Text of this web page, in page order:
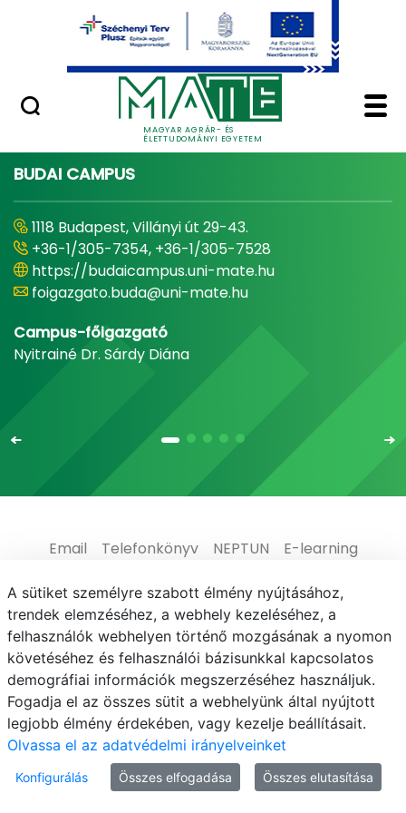
Ugrás a fő tartalomhoz
MAGYAR AGRÁR- ÉS
ÉLETTUDOMÁNYI EGYETEM
Minőségügy
Home - Magyar
BUDAI CAMPUS
1118 Budapest, Villányi út 29-43.
+36-1/305-7354, +36-1/305-7528
https://budaicampus.uni-mate.hu
foigazgato.buda@uni-mate.hu
Campus-főigazgató
Nyitrainé Dr. Sárdy Diána
Email Telefonkönyv NEPTUN
E-learning
Médiaközpont
Informatikai Igazgatóság
Adatvédelem
© MATE 2021
A sütiket személyre szabott élmény nyújtásához,
trendek elemzéséhez, a webhely kezeléséhez, a
felhasználók webhelyen történő mozgásának a nyomon
követéséhez és felhasználói bázisunkkal kapcsolatos
demográfiai információk megszerzéséhez használjuk.
Fogadja el az összes sütit a webhelyünk által nyújtott
legjobb élmény érdekében, vagy kezelje beállításait.
Olvassa el az adatvédelmi irányelveinket
Konfigurálás Összes elfogadása Összes elutasítása